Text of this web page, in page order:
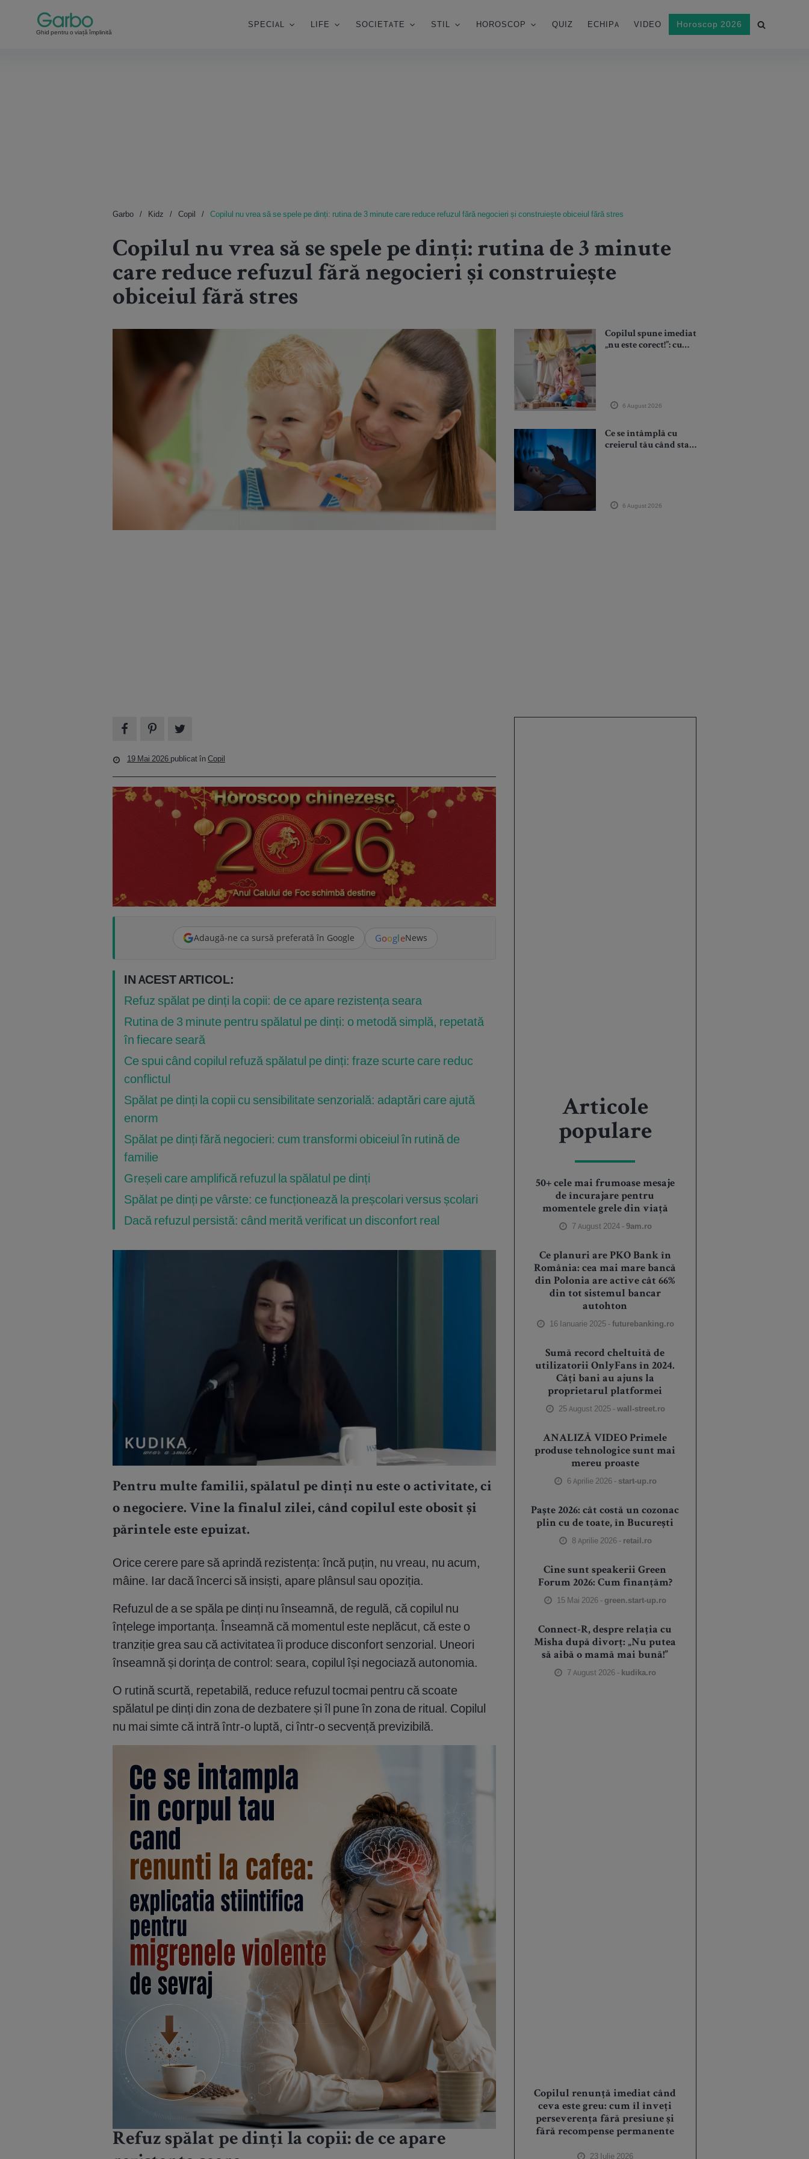
Ghid pentru o viață împlinită
SPECIAL LIFE SOCIETATE STIL HOROSCOP QUIZ ECHIPA VIDEO Horoscop 2026
Garbo Kidz Copil Copilul nu vrea să se spele pe dinți: rutina de 3 minute care reduce refuzul fără negocieri și construiește obiceiul fără stres
Copilul nu vrea să se spele pe dinți: rutina de 3 minute
care reduce refuzul fără negocieri și construiește
obiceiul fără stres
Copilul spune imediat
„nu este corect!”: cum
6 August 2026
Ce se întâmplă cu
creierul tău când stai
6 August 2026
19 Mai 2026 publicat înCopil
Adaugă-ne ca sursă preferată în Google GoogleNews
IN ACEST ARTICOL:
Refuz spălat pe dinți la copii: de ce apare rezistența seara
Rutina de 3 minute pentru spălatul pe dinți: o metodă simplă, repetată
în fiecare seară
Ce spui când copilul refuză spălatul pe dinți: fraze scurte care reduc
conflictul
Spălat pe dinți la copii cu sensibilitate senzorială: adaptări care ajută
enorm
Spălat pe dinți fără negocieri: cum transformi obiceiul în rutină de
familie
Greșeli care amplifică refuzul la spălatul pe dinți
Spălat pe dinți pe vârste: ce funcționează la preșcolari versus școlari
Dacă refuzul persistă: când merită verificat un disconfort real
Pentru multe familii, spălatul pe dinți nu este o activitate, ci
o negociere. Vine la finalul zilei, când copilul este obosit și
părintele este epuizat.
Orice cerere pare să aprindă rezistența: încă puțin, nu vreau, nu acum,
mâine. Iar dacă încerci să insiști, apare plânsul sau opoziția.
Refuzul de a se spăla pe dinți nu înseamnă, de regulă, că copilul nu
înțelege importanța. Înseamnă că momentul este neplăcut, că este o
tranziție grea sau că activitatea îi produce disconfort senzorial. Uneori
înseamnă și dorința de control: seara, copilul își negociază autonomia.
O rutină scurtă, repetabilă, reduce refuzul tocmai pentru că scoate
spălatul pe dinți din zona de dezbatere și îl pune în zona de ritual. Copilul
nu mai simte că intră într-o luptă, ci într-o secvență previzibilă.
Refuz spălat pe dinți la copii: de ce apare
Articole
populare
50+ cele mai frumoase mesaje
de încurajare pentru
momentele grele din viață
7 August 2024 -9am.ro
Ce planuri are PKO Bank în
România: cea mai mare bancă
din Polonia are active cât 66%
din tot sistemul bancar
autohton
16 Ianuarie 2025 -futurebanking.ro
Sumă record cheltuită de
utilizatorii OnlyFans în 2024.
Câți bani au ajuns la
proprietarul platformei
25 August 2025 -wall-street.ro
ANALIZĂ VIDEO Primele
produse tehnologice sunt mai
mereu proaste
6 Aprilie 2026 - start-up.ro
Paște 2026: cât costă un cozonac
plin cu de toate, în București
8 Aprilie 2026 - retail.ro
Cine sunt speakerii Green
Forum 2026: Cum finanțăm?
15 Mai 2026 - green.start-up.ro
Connect-R, despre relația cu
Misha după divorț: „Nu putea
să aibă o mamă mai bună!”
7 August 2026 - kudika.ro
Copilul renunță imediat când
ceva este greu: cum îl înveți
perseverența fără presiune și
fără recompense permanente
23 Iulie 2026